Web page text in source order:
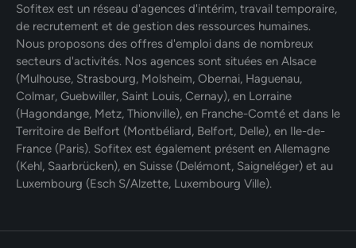
Sofitex est un réseau d'agences d'intérim, travail temporaire,
de recrutement et de gestion des ressources humaines.
Nous proposons des offres d'emploi dans de nombreux
secteurs d'activités. Nos agences sont situées en Alsace
(Mulhouse, Strasbourg, Molsheim, Obernai, Haguenau,
Colmar, Guebwiller, Saint Louis, Cernay), en Lorraine
(Hagondange, Metz, Thionville), en Franche-Comté et dans le
Territoire de Belfort (Montbéliard, Belfort, Delle), en Ile-de-
France (Paris). Sofitex est également présent en Allemagne
(Kehl, Saarbrücken), en Suisse (Delémont, Saigneléger) et au
Luxembourg (Esch S/Alzette, Luxembourg Ville).